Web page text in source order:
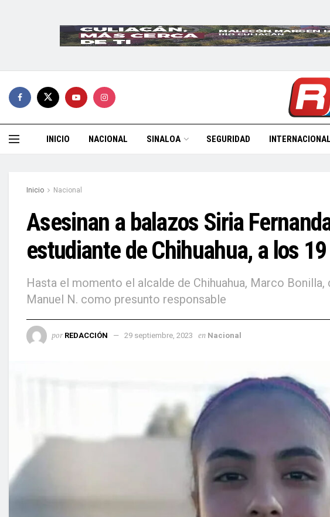
INICIO NACIONAL SINALOA SEGURIDAD INTERNACIONAL
Inicio Nacional
Asesinan a balazos Siria
estudiante de Chihuahua, a los
Hasta el momento el alcalde de Chihuahua, Marco
Manuel N. como presunto responsable
por REDACCIÓN 29 septiembre, 2023 en Nacional